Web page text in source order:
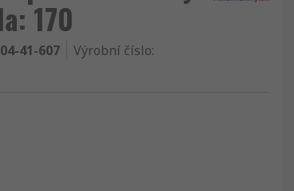
170
41-607 Výrobní číslo: